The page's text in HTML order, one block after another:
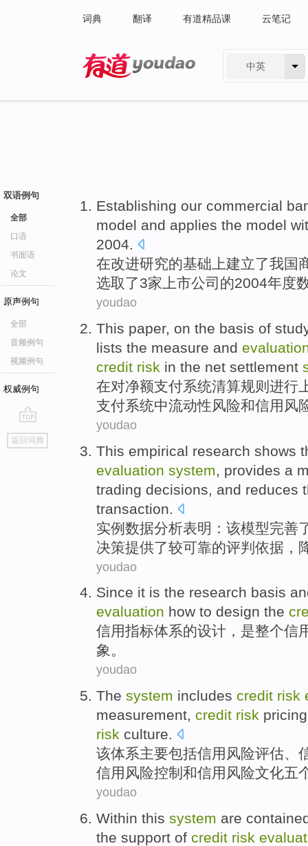
词典 翻译 有道精品课 云笔记
中英
双语例句
全部
口语
书面语
论文
原声例句
全部
音频例句
视频例句
权威例句
go
top
返回词典
Establishing our commercial
model and applies the model
2004.
在改进研究的基础上建立了我国
选取了3家上市公司 的2004年度
youdao
This paper, on the basis of
lists the measure and
credit risk in the net settlement
在对净额支付系统清算规则进行
支付系统中流动性风险和信用 风
youdao
This empirical research shows
evaluation system provides a
trading decisions , and reduces
transaction
实例 数据分析表明 ： 该模型完善
决策提供了较可靠的评判 依据 ，
youdao
Since it is the research basis
evaluation how to design the
信用指标体系的设计 ， 是整个信
象 。
youdao
The system includes credit risk
measurement, credit risk pricing
risk culture.
该体系主要包括信用 风险评估、
信用风险控制 和信用风险文化五
youdao
Within this system are
the support of credit risk